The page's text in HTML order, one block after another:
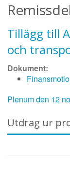
Tillägg till
och
Dokument:
Plenum den 12
Utdrag ur